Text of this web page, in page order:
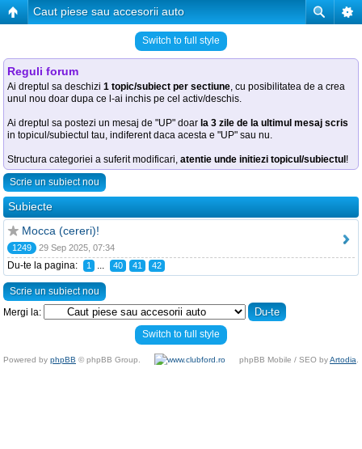
Caut piese sau accesorii auto
Switch to full style
Reguli forum
Ai dreptul sa deschizi 1 topic/subiect per sectiune, cu posibilitatea de a crea
unul nou doar dupa ce l-ai inchis pe cel activ/deschis.
Ai dreptul sa postezi un mesaj de "UP" doar la 3 zile de la ultimul mesaj scris
in topicul/subiectul tau, indiferent daca acesta e "UP" sau nu.
Structura categoriei a suferit modificari, atentie unde initiezi topicul/subiectul !
Scrie un subiect nou
Subiecte
Mocca (cereri)!
1249 29 Sep 2025, 07:34
Du-te la pagina: 1 ... 40 41 42
Scrie un subiect nou
Mergi la:
Switch to full style
Powered by phpBB © phpBB Group. phpBB Mobile / SEO byArtodia